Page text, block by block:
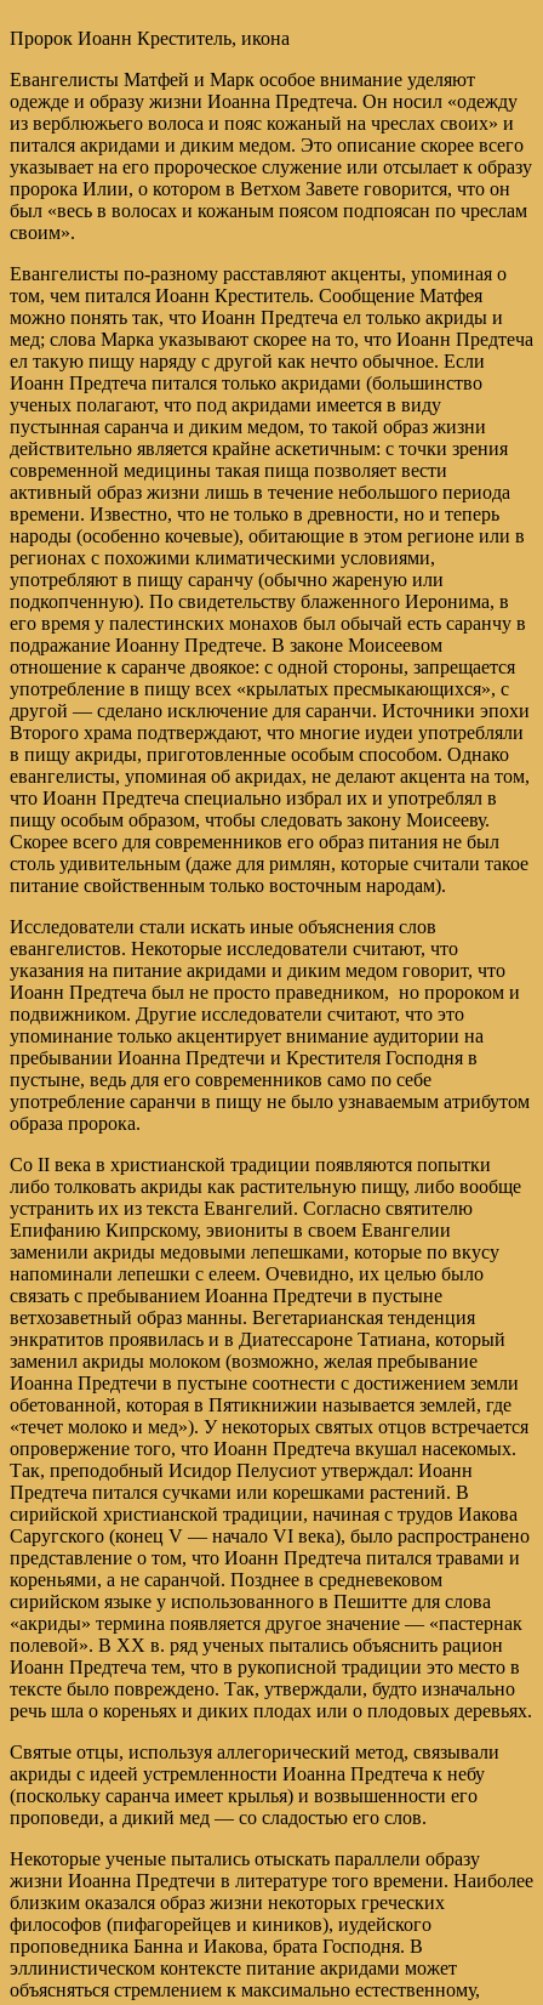
Пророк Иоанн Креститель, икона
Евангелисты Матфей и Марк особое внимание уделяют
одежде и образу жизни Иоанна Предтеча. Он носил «одежду
из верблюжьего волоса и пояс кожаный на чреслах своих» и
питался акридами и диким медом. Это описание скорее всего
указывает на его пророческое служение или отсылает к образу
пророка Илии, о котором в Ветхом Завете говорится, что он
был «весь в волосах и кожаным поясом подпоясан по чреслам
своим».
Евангелисты по-разному расставляют акценты, упоминая о
том, чем питался Иоанн Креститель. Сообщение Матфея
можно понять так, что Иоанн Предтеча ел только акриды и
мед; слова Марка указывают скорее на то, что Иоанн Предтеча
ел такую пищу наряду с другой как нечто обычное. Если
Иоанн Предтеча питался только акридами (большинство
ученых полагают, что под акридами имеется в виду
пустынная саранча и диким медом, то такой образ жизни
действительно является крайне аскетичным: с точки зрения
современной медицины такая пища позволяет вести
активный образ жизни лишь в течение небольшого периода
времени. Известно, что не только в древности, но и теперь
народы (особенно кочевые), обитающие в этом регионе или в
регионах с похожими климатическими условиями,
употребляют в пищу саранчу (обычно жареную или
подкопченную). По свидетельству блаженного Иеронима, в
его время у палестинских монахов был обычай есть саранчу в
подражание Иоанну Предтече. В законе Моисеевом
отношение к саранче двоякое: с одной стороны, запрещается
употребление в пищу всех «крылатых пресмыкающихся», с
другой — сделано исключение для саранчи. Источники эпохи
Второго храма подтверждают, что многие иудеи употребляли
в пищу акриды, приготовленные особым способом. Однако
евангелисты, упоминая об акридах, не делают акцента на том,
что Иоанн Предтеча специально избрал их и употреблял в
пищу особым образом, чтобы следовать закону Моисееву.
Скорее всего для современников его образ питания не был
столь удивительным (даже для римлян, которые считали такое
питание свойственным только восточным народам).
Исследователи стали искать иные объяснения слов
евангелистов. Некоторые исследователи считают, что
указания на питание акридами и диким медом говорит, что
Иоанн Предтеча был не просто праведником, но пророком и
подвижником. Другие исследователи считают, что это
упоминание только акцентирует внимание аудитории на
пребывании Иоанна Предтечи и Крестителя Господня в
пустыне, ведь для его современников само по себе
употребление саранчи в пищу не было узнаваемым атрибутом
образа пророка.
Со II века в христианской традиции появляются попытки
либо толковать акриды как растительную пищу, либо вообще
устранить их из текста Евангелий. Согласно святителю
Епифанию Кипрскому, эвиониты в своем Евангелии
заменили акриды медовыми лепешками, которые по вкусу
напоминали лепешки с елеем. Очевидно, их целью было
связать с пребыванием Иоанна Предтечи в пустыне
ветхозаветный образ манны. Вегетарианская тенденция
энкратитов проявилась и в Диатессароне Татиана, который
заменил акриды молоком (возможно, желая пребывание
Иоанна Предтечи в пустыне соотнести с достижением земли
обетованной, которая в Пятикнижии называется землей, где
«течет молоко и мед»). У некоторых святых отцов встречается
опровержение того, что Иоанн Предтеча вкушал насекомых.
Так, преподобный Исидор Пелусиот утверждал: Иоанн
Предтеча питался сучками или корешками растений. В
сирийской христианской традиции, начиная с трудов Иакова
Саругского (конец V — начало VI века), было распространено
представление о том, что Иоанн Предтеча питался травами и
кореньями, а не саранчой. Позднее в средневековом
сирийском языке у использованного в Пешитте для слова
«акриды» термина появляется другое значение — «пастернак
полевой». В XX в. ряд ученых пытались объяснить рацион
Иоанн Предтеча тем, что в рукописной традиции это место в
тексте было повреждено. Так, утверждали, будто изначально
речь шла о кореньях и диких плодах или о плодовых деревьях.
Святые отцы, используя аллегорический метод, связывали
акриды с идеей устремленности Иоанна Предтеча к небу
(поскольку саранча имеет крылья) и возвышенности его
проповеди, а дикий мед — со сладостью его слов.
Некоторые ученые пытались отыскать параллели образу
жизни Иоанна Предтечи в литературе того времени. Наиболее
близким оказался образ жизни некоторых греческих
философов (пифагорейцев и киников), иудейского
проповедника Банна и Иакова, брата Господня. В
эллинистическом контексте питание акридами может
объясняться стремлением к максимально естественному,